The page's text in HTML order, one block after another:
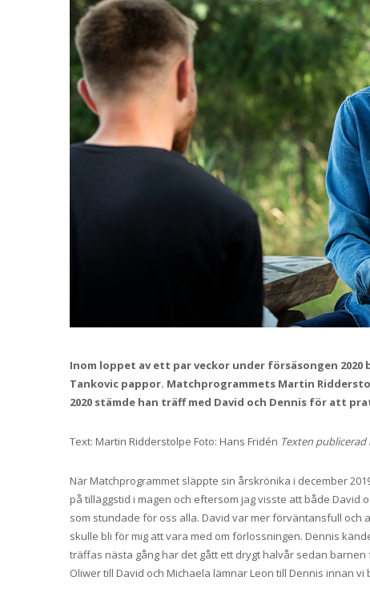
Inom loppet av ett par veckor under försäsongen 2020
Tankovic pappor. Matchprogrammets Martin
2020 stämde han träff med David och Dennis för att
Text: Martin Ridderstolpe Foto: Hans Fridén Texten publicerad
När Matchprogrammet släppte sin årskrönika i december
på tilläggstid i magen och eftersom jag visste att både David
som stundade för oss alla. David var mer förväntansfull
skulle bli för mig att vara med om förlossningen. Dennis
träffas nästa gång har det gått ett drygt halvår sedan
Oliwer till David och Michaela lämnar Leon till Dennis innan